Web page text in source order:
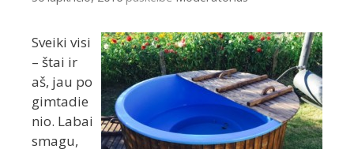
Sveiki visi
– štai ir
aš, jau po
gimtadie
nio. Labai
smagu,